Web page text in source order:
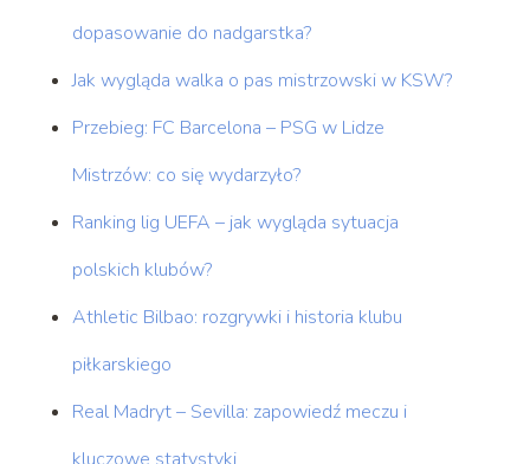
dopasowanie do nadgarstka?
Jak wygląda walka o pas mistrzowski w KSW?
Przebieg: FC Barcelona – PSG w Lidze
Mistrzów: co się wydarzyło?
Ranking lig UEFA – jak wygląda sytuacja
polskich klubów?
Athletic Bilbao: rozgrywki i historia klubu
piłkarskiego
Real Madryt – Sevilla: zapowiedź meczu i